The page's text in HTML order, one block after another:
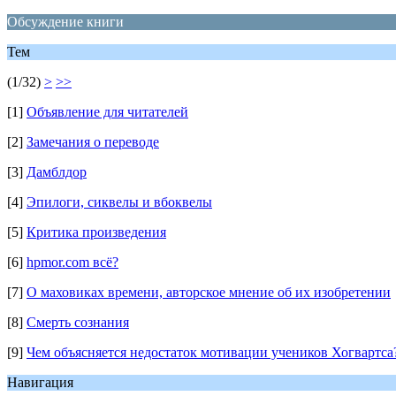
Обсуждение книги
Тем
(1/32) > >>
[1] Объявление для читателей
[2] Замечания о переводе
[3] Дамблдор
[4] Эпилоги, сиквелы и вбоквелы
[5] Критика произведения
[6] hpmor.com всё?
[7] О маховиках времени, авторское мнение об их изобретении
[8] Смерть сознания
[9] Чем объясняется недостаток мотивации учеников
Навигация